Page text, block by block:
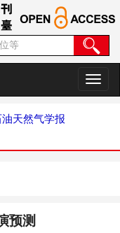
切
换
油天然气学报
预测